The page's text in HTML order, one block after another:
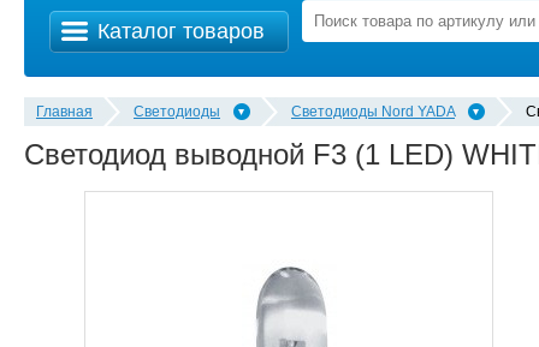
Каталог товаров
Главная Светодиоды Светодиоды Nord YADA
Светодиод выводной F3 (1 LED)